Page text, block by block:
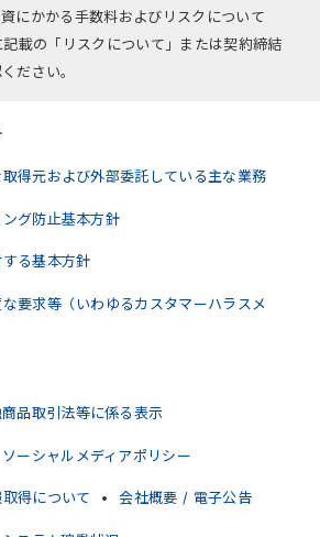
にかかる手数料およびリスクについて
載の「リスクについて」または契約締結
ださい。
得元および外部委託している主な業務
グ防止基本方針
る基本方針
要求等（いわゆるカスタマーハラスメ
品取引法等に係る表示
ソーシャルメディアポリシー
得について 会社概要 / 電子公告